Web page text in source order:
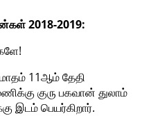
2018-2019:
11ஆம் தேதி
குரு பகவான் துலாம்
இடம் பெயர்கிறார்.